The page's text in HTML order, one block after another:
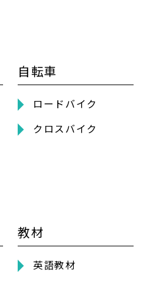
自転車
ロードバイク
クロスバイク
教材
英語教材